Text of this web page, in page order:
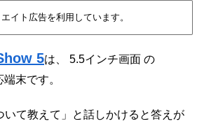
イト広告を利用しています。
5は、 5.5インチ画面 の
末です。
て教えて」と話しかけると答えが